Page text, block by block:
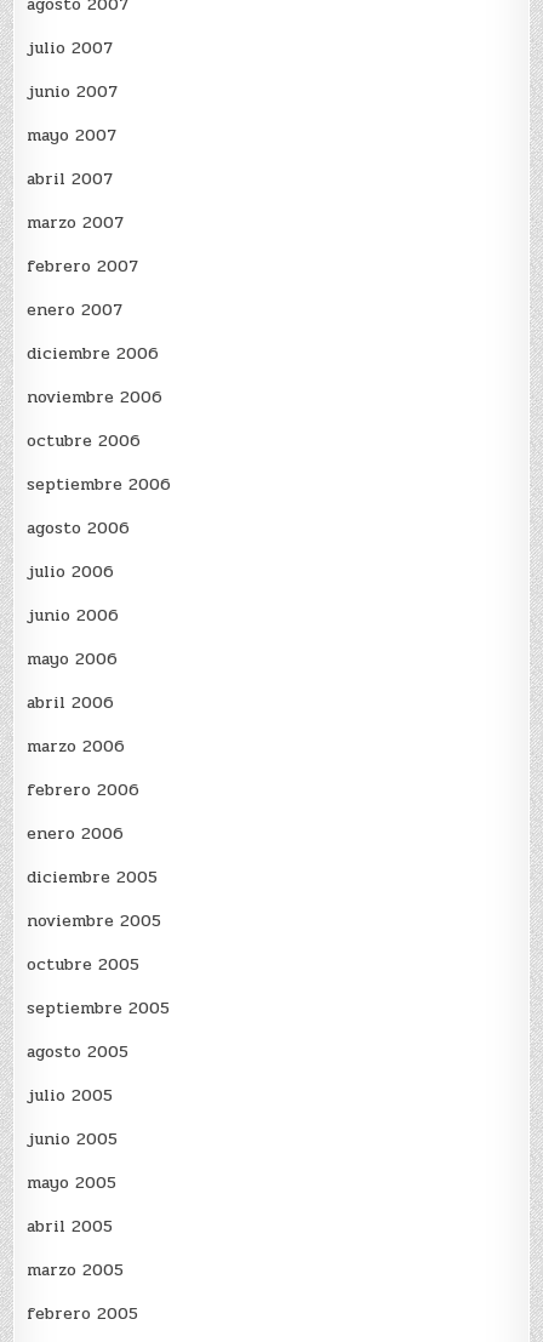
julio 2007
junio 2007
mayo 2007
abril 2007
marzo 2007
febrero 2007
enero 2007
diciembre 2006
noviembre 2006
octubre 2006
septiembre 2006
agosto 2006
julio 2006
junio 2006
mayo 2006
abril 2006
marzo 2006
febrero 2006
enero 2006
diciembre 2005
noviembre 2005
octubre 2005
septiembre 2005
agosto 2005
julio 2005
junio 2005
mayo 2005
abril 2005
marzo 2005
febrero 2005